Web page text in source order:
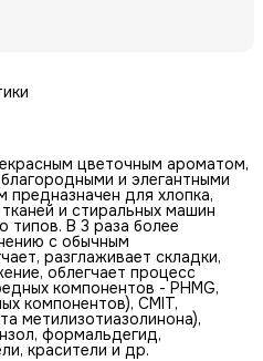
цветочным ароматом,
и элегантными
для хлопка,
и стиральных машин
типов. B 3 раза более
с обычным
разглаживает складки,
облегчает процесс
компонентов - PHMG,
компонентов), CMIT,
метилизотиазолинона),
формальдегид,
красители и др.